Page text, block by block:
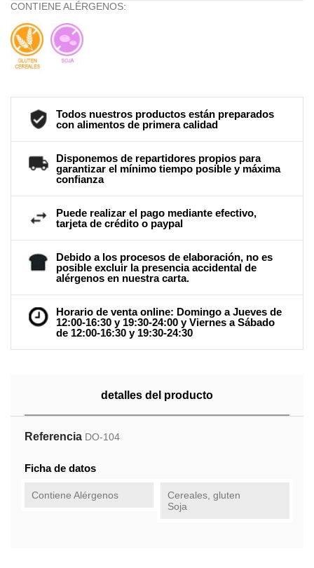
CONTIENE ALÉRGENOS:
Todos nuestros productos están preparados
con alimentos de primera calidad
Disponemos de repartidores propios para
garantizar el mínimo tiempo posible y máxima
confianza
Puede realizar el pago mediante efectivo,
tarjeta de crédito o paypal
Debido a los procesos de elaboración, no es
posible excluir la presencia accidental de
alérgenos en nuestra carta.
Horario de venta online: Domingo a Jueves de
12:00-16:30 y 19:30-24:00 y Viernes a Sábado
de 12:00-16:30 y 19:30-24:30
detalles del producto
Referencia DO-104
Ficha de datos
Contiene Alérgenos
Cereales, gluten
Soja